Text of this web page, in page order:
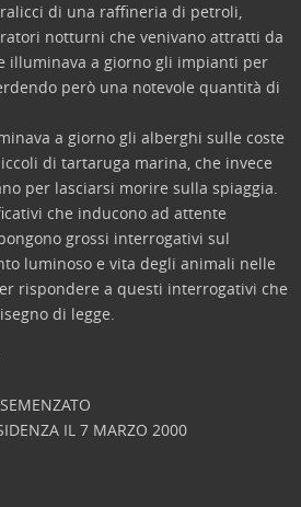
di una raffineria di petroli,
notturni che venivano attratti da
illuminava a giorno gli impianti per
però una notevole quantità di
a giorno gli alberghi sulle coste
di tartaruga marina, che invece
per lasciarsi morire sulla spiaggia.
che inducono ad attente
grossi interrogativi sul
luminoso e vita degli animali nelle
rispondere a questi interrogativi che
di legge.
IL 7 MARZO 2000